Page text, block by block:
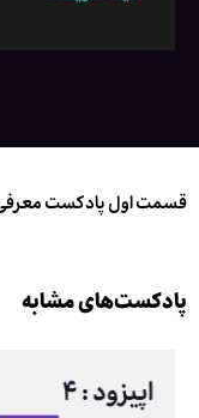
قسمت اول پادکست
پادکست‌های مشابه